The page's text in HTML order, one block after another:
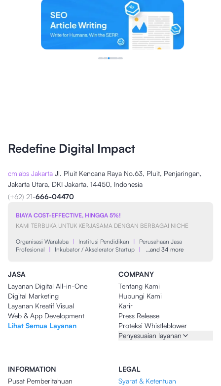
Redefine Digital Impact
cmlabs Jakarta Jl. Pluit Kencana Raya No.63, Pluit, Penjaringan,
Jakarta Utara, DKI Jakarta, 14450, Indonesia
(+62) 21-666-04470
BIAYA COST-EFFECTIVE, HINGGA 5%!
KAMI TERBUKA UNTUK KERJASAMA DENGAN BERBAGAI NICHE
Organisasi Waralaba | Institusi Pendidikan |
Perusahaan Jasa
Profesional
| Inkubator / Akselerator Startup | …and 34 more
JASA
Layanan Digital All-in-One
Digital Marketing
Layanan Kreatif Visual
Web & App Development
Lihat Semua Layanan
COMPANY
Tentang Kami
Hubungi Kami
Karir
Press Release
Proteksi Whistleblower
Penyesuaian layanan
INFORMATION
Pusat Pemberitahuan
LEGAL
Syarat & Ketentuan